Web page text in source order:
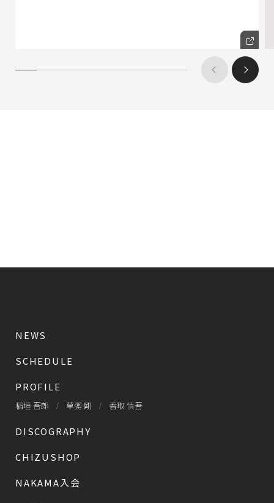
NEWS
SCHEDULE
PROFILE
稲垣 吾郎 草彅 剛 香取 慎吾
DISCOGRAPHY
CHIZUSHOP
NAKAMA入会